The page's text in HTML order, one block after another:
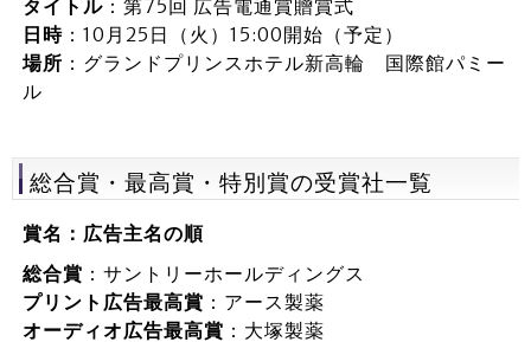
タイトル：第75回 広告電通賞贈賞式
日時：10月25日（火）15:00開始（予定）
場所 ：グランドプリンスホテル新高輪 国際館パミー
ル
総合賞・最高賞・特別賞の受賞社一覧
賞名：広告主名の順
総合賞 ：サントリーホールディングス
プリント広告最高賞 ：アース製薬
オーディオ広告最高賞 ：大塚製薬